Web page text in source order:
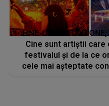
LINE-UP UNTOLD
Cine sunt artiștii care
festivalul și de la ce
cele mai așteptate